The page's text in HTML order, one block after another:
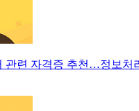
련 자격증 추천…정보처